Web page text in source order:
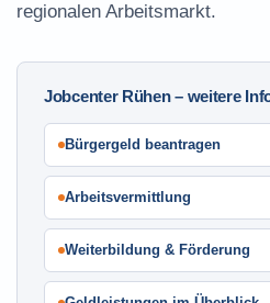
regionalen Arbeitsmarkt.
Jobcenter Rühen – weitere
Bürgergeld beantragen
Arbeitsvermittlung
Weiterbildung & Förderung